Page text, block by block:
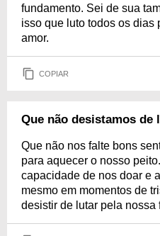
fundamento. Sei de sua
isso que luto todos os dias
amor.
COPIAR
Que não desistamos de
Que não nos falte bons
para aquecer o nosso
capacidade de nos doar e
mesmo em momentos de
desistir de lutar pela nossa